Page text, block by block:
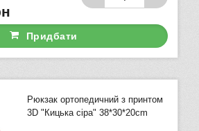
Придбати
Рюкзак ортопедичний з принтом
3D "Кицька сіра" 38*30*20cm